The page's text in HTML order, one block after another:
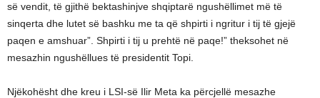
së vendit, të gjithë bektashinjve shqiptarë ngushëllimet më të
sinqerta dhe lutet së bashku me ta që shpirti i ngritur i tij të gjejë
paqen e amshuar”. Shpirti i tij u prehtë në paqe!” theksohet në
mesazhin ngushëllues të presidentit Topi.
Njëkohësht dhe kreu i LSI-së Ilir Meta ka përcjellë mesazhe